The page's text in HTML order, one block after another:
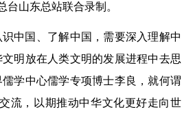
山东总站联合录制。
中国、了解中国，需要深入理解中
明放在人类文明的发展进程中去思
学中心儒学专项博士李良，就何谓
流，以期推动中华文化更好走向世